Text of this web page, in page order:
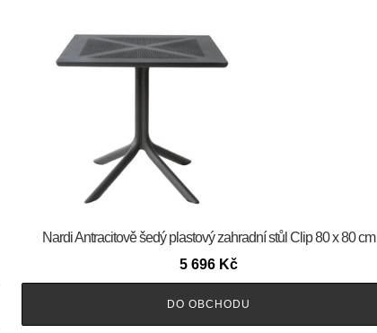
Nardi Antracitově šedý plastový zahradní stůl Clip 80 x 80 cm
5 696 Kč
DO OBCHODU